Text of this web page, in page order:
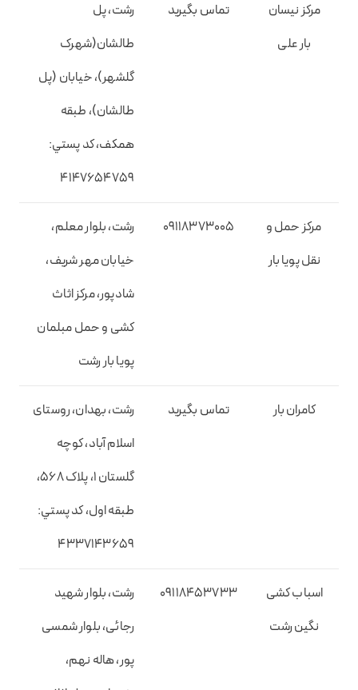
مرکز نیسان
بار علی
تماس بگیرید
رشت، پل
طالشان(شهرک
گلشهر)، خیابان (پل
طالشان)، طبقه
همکف، کد پستي:
4147654759
مرکز حمل و
نقل پویا بار
09118373005
رشت، بلوار معلم،
خیابان مهر شریف،
شادپور، مرکز اثاث
کشی و حمل مبلمان
پویا بار رشت
کامران بار تماس بگیرید
رشت، بهدان، روستای
اسلام آباد، کوچه
گلستان 1، پلاک 568،
طبقه اول، کد پستي:
4337143659
اسباب کشی
نگین رشت
09118453733
رشت، بلوار شهید
رجائی، بلوار شمسی
پور، هاله نهم،